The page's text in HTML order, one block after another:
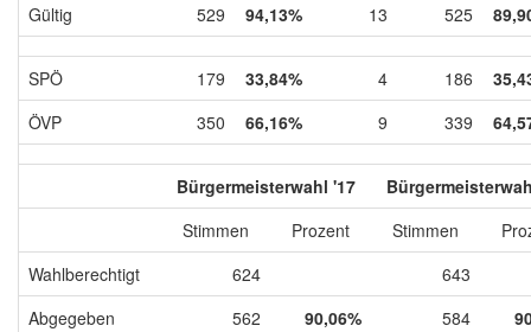
Gültig
529 94,13% 13 525
SPÖ 179 33,84% 4 186
ÖVP
350 66,16% 9 339
Bürgermeisterwahl '17
Stimmen
Prozent Stimmen
Wahlberechtigt
624
643
Abgegeben
562 90,06% 584